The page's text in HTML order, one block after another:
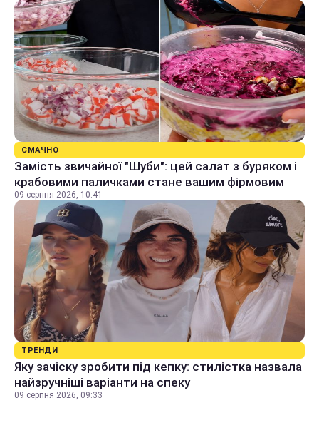
СМАЧНО
Замість звичайної "Шуби": цей салат з буряком і
крабовими паличками стане вашим фірмовим
09 серпня 2026, 10:41
ТРЕНДИ
Яку зачіску зробити під кепку: стилістка назвала
найзручніші варіанти на спеку
09 серпня 2026, 09:33